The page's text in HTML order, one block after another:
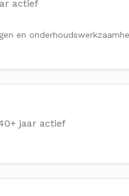
actief
en
jaar actief